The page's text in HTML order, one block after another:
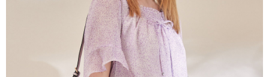
１．透過由恩沛科技股份有限公司提供之「AFTEE先享後付」服務完成之交
易，需依本服務之必要範圍內提供個人資料，並將交易相關給付款項請求債
權轉讓予恩沛科技股份有限公司。
２．關於個人資料處理事宜，請瀏覽以下網址：
https://aftee.tw/terms/#terms3
３．未成年的使用者請事先徵得法定代理人或監護人之同意方可使用
「AFTEE先享後付」，若未經同意申辦者引起之損失，本公司不負相關責